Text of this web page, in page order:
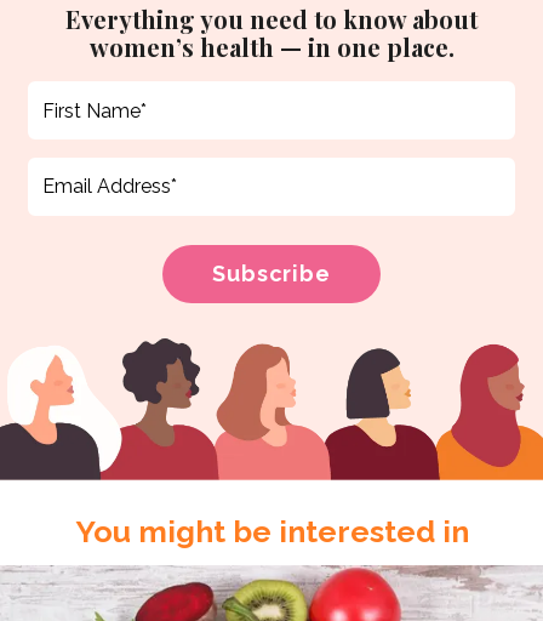
Everything you need to know about
women’s health — in one place.
You might be interested in